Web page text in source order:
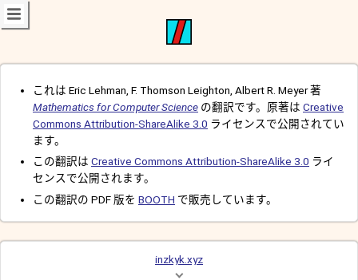
これは Eric Lehman, F. Thomson Leighton, Albert R. Meyer 著
Mathematics for Computer Science の翻訳です。原著は Creative
Commons Attribution-ShareAlike 3.0 ライセンスで公開されてい
ます。
この翻訳は Creative Commons Attribution-ShareAlike 3.0 ライ
センスで公開されます。
この翻訳の PDF 版を BOOTH で販売しています。
inzkyk.xyz